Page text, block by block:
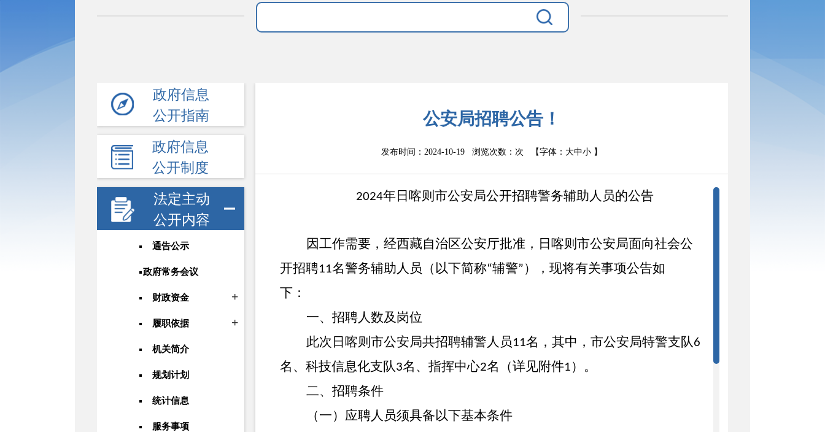
政府信息
公开指南
政府信息
公开制度
法定主动
公开内容
通告公示
政府常务会议
财政资金
履职依据
机关简介
规划计划
统计信息
服务事项
公安局招聘公告！
发布时间：2024-10-19 浏览次数： 次 【字体： 大中小 】
2024年日喀则市公安局公开招聘警务辅助人员的公告
因工作需要，经西藏自治区公安厅批准，日喀则市公安局面向社会公
开招聘11名警务辅助人员（以下简称“辅警”），现将有关事项公告如
下：
一、招聘人数及岗位
此次日喀则市公安局共招聘辅警人员11名，其中，市公安局特警支队6
名、科技信息化支队3名、指挥中心2名（详见附件1）。
二、招聘条件
（一）应聘人员须具备以下基本条件